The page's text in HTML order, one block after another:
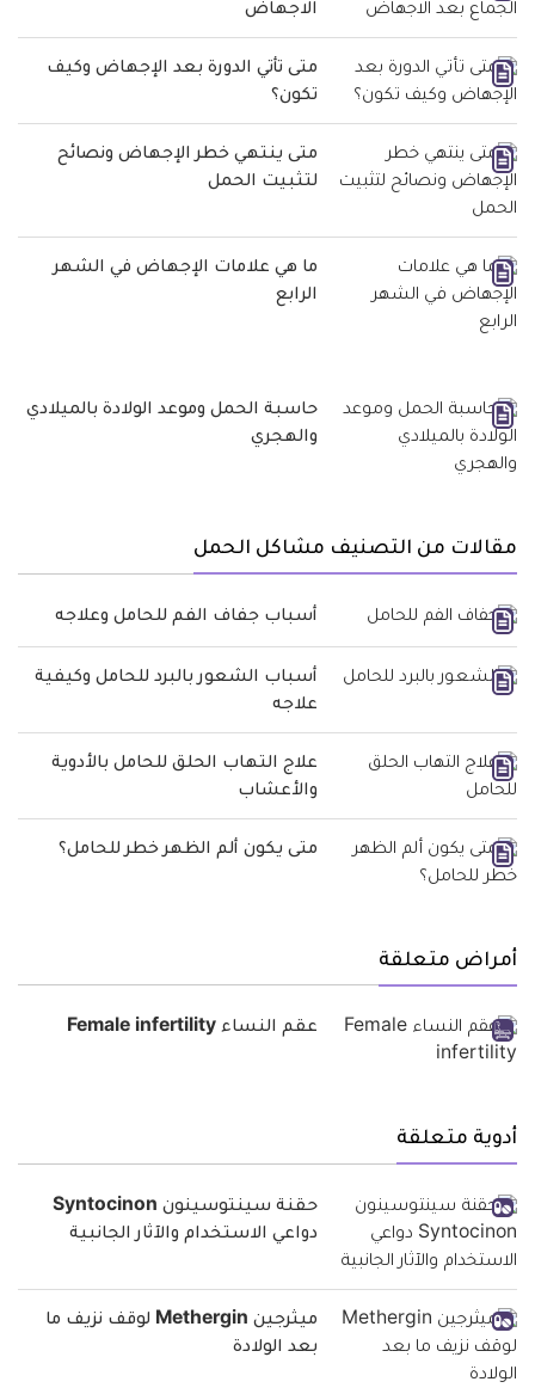
الاجهاض
متى تأتي الدورة بعد الإجهاض وكيف
تكون؟
متى ينتهي خطر الإجهاض ونصائح
لتثبيت الحمل
ما هي علامات الإجهاض في الشهر
الرابع
حاسبة الحمل وموعد الولادة بالميلادي
والهجري
مقالات من التصنيف مشاكل الحمل
أسباب جفاف الفم للحامل وعلاجه
أسباب الشعور بالبرد للحامل وكيفية
علاجه
علاج التهاب الحلق للحامل بالأدوية
والأعشاب
متى يكون ألم الظهر خطر للحامل؟
أمراض متعلقة
عقم النساء Female infertility
أدوية متعلقة
حقنة سينتوسينون Syntocinon
دواعي الاستخدام والآثار الجانبية
ميثرجين Methergin لوقف نزيف ما
بعد الولادة